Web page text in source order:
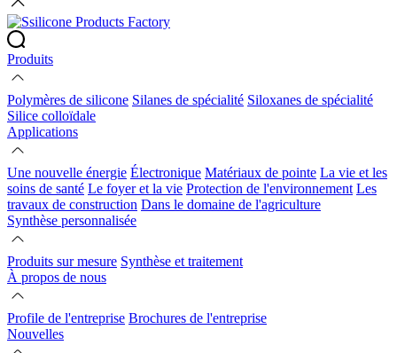
Produits
Polymères de silicone Silanes de spécialité Siloxanes de spécialité
Silice colloïdale
Applications
Une nouvelle énergie Électronique Matériaux de pointe La vie et les
soins de santé Le foyer et la vie Protection de l'environnement Les
travaux de construction Dans le domaine de l'agriculture
Synthèse personnalisée
Produits sur mesure Synthèse et traitement
À propos de nous
Profile de l'entreprise Brochures de l'entreprise
Nouvelles